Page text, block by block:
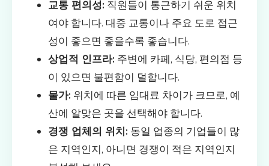
교통 편의성: 직원들이 통근하기 쉬운 위치
여야 합니다. 대중 교통이나 주요 도로 접근
성이 좋으면 좋을수록 좋습니다.
상업적 인프라: 주변에 카페, 식당, 편의점 등
이 있으면 불편함이 덜합니다.
물가: 위치에 따른 임대료 차이가 크므로, 예
산에 알맞은 곳을 선택해야 합니다.
경쟁 업체의 위치: 동일 업종의 기업들이 많
은 지역인지, 아니면 경쟁이 적은 지역인지